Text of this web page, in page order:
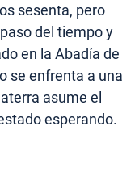
sesenta, pero
del tiempo y
en la Abadía de
se enfrenta a una
asume el
esperando.